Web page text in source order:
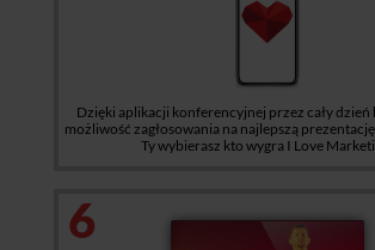
Dzięki aplikacji konferencyjnej przez cały dzień
możliwość zagłosowania na najlepszą
Ty wybierasz kto wygra I Love
6